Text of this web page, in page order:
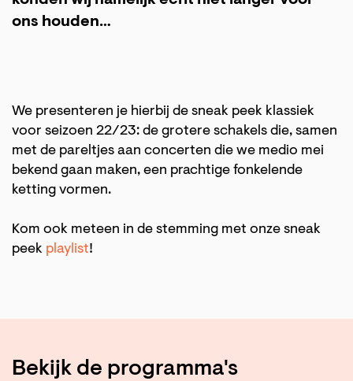
ons houden…
We presenteren je hierbij de sneak peek klassiek
voor seizoen 22/23: de grotere schakels die, samen
met de pareltjes aan concerten die we medio mei
bekend gaan maken, een prachtige fonkelende
ketting vormen.
Kom ook meteen in de stemming met onze sneak
peek playlist!
Bekijk de programma's